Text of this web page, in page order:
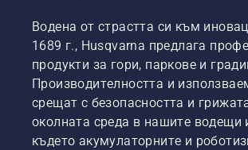
Водена от страстта си към
1689 г., Husqvarna предлага
продукти за гори, паркове и
Производителността и
срещат с безопасността и
околната среда в нашите водещи
където акумулаторните и